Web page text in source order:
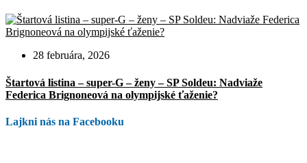
28 februára, 2026
Štartová listina – super-G – ženy – SP Soldeu: Nadviaže
Federica Brignoneová na olympijské ťaženie?
Lajkni nás na Facebooku